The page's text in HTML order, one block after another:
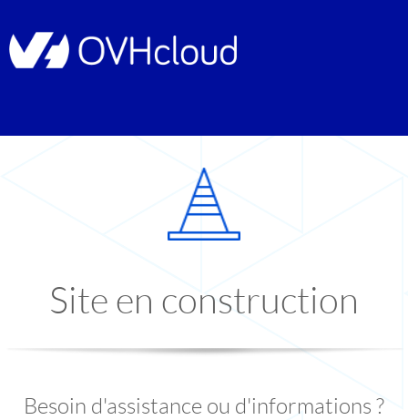
Site en construction
Besoin d'assistance ou d'informations ?